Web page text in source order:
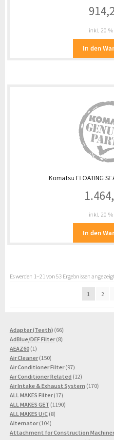
inkl. 20 %
In den
Komatsu FLOATING
inkl. 20 %
In den
Es werden 1–21 von 53 Ergebnissen
1 2
Adapter (Teeth) 6666
Produkte
AdBlue/DEF Filter 88
AEAZ60 11
Produkt
Air Cleaner 150150
Produkte
Air Conditioner Filter 9797
Produkte
Air Conditioner Related 1212
Produkte
Air Intake & Exhaust System 170170
ALL MAKES Filter 1717
Produkte
ALL MAKES GET 11901190
ALL MAKES U/C 88
Alternator 104104
Produkte
Attachment for Construction